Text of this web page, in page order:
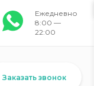
Ежедневно
8:00 —
22:00
Заказать звонок